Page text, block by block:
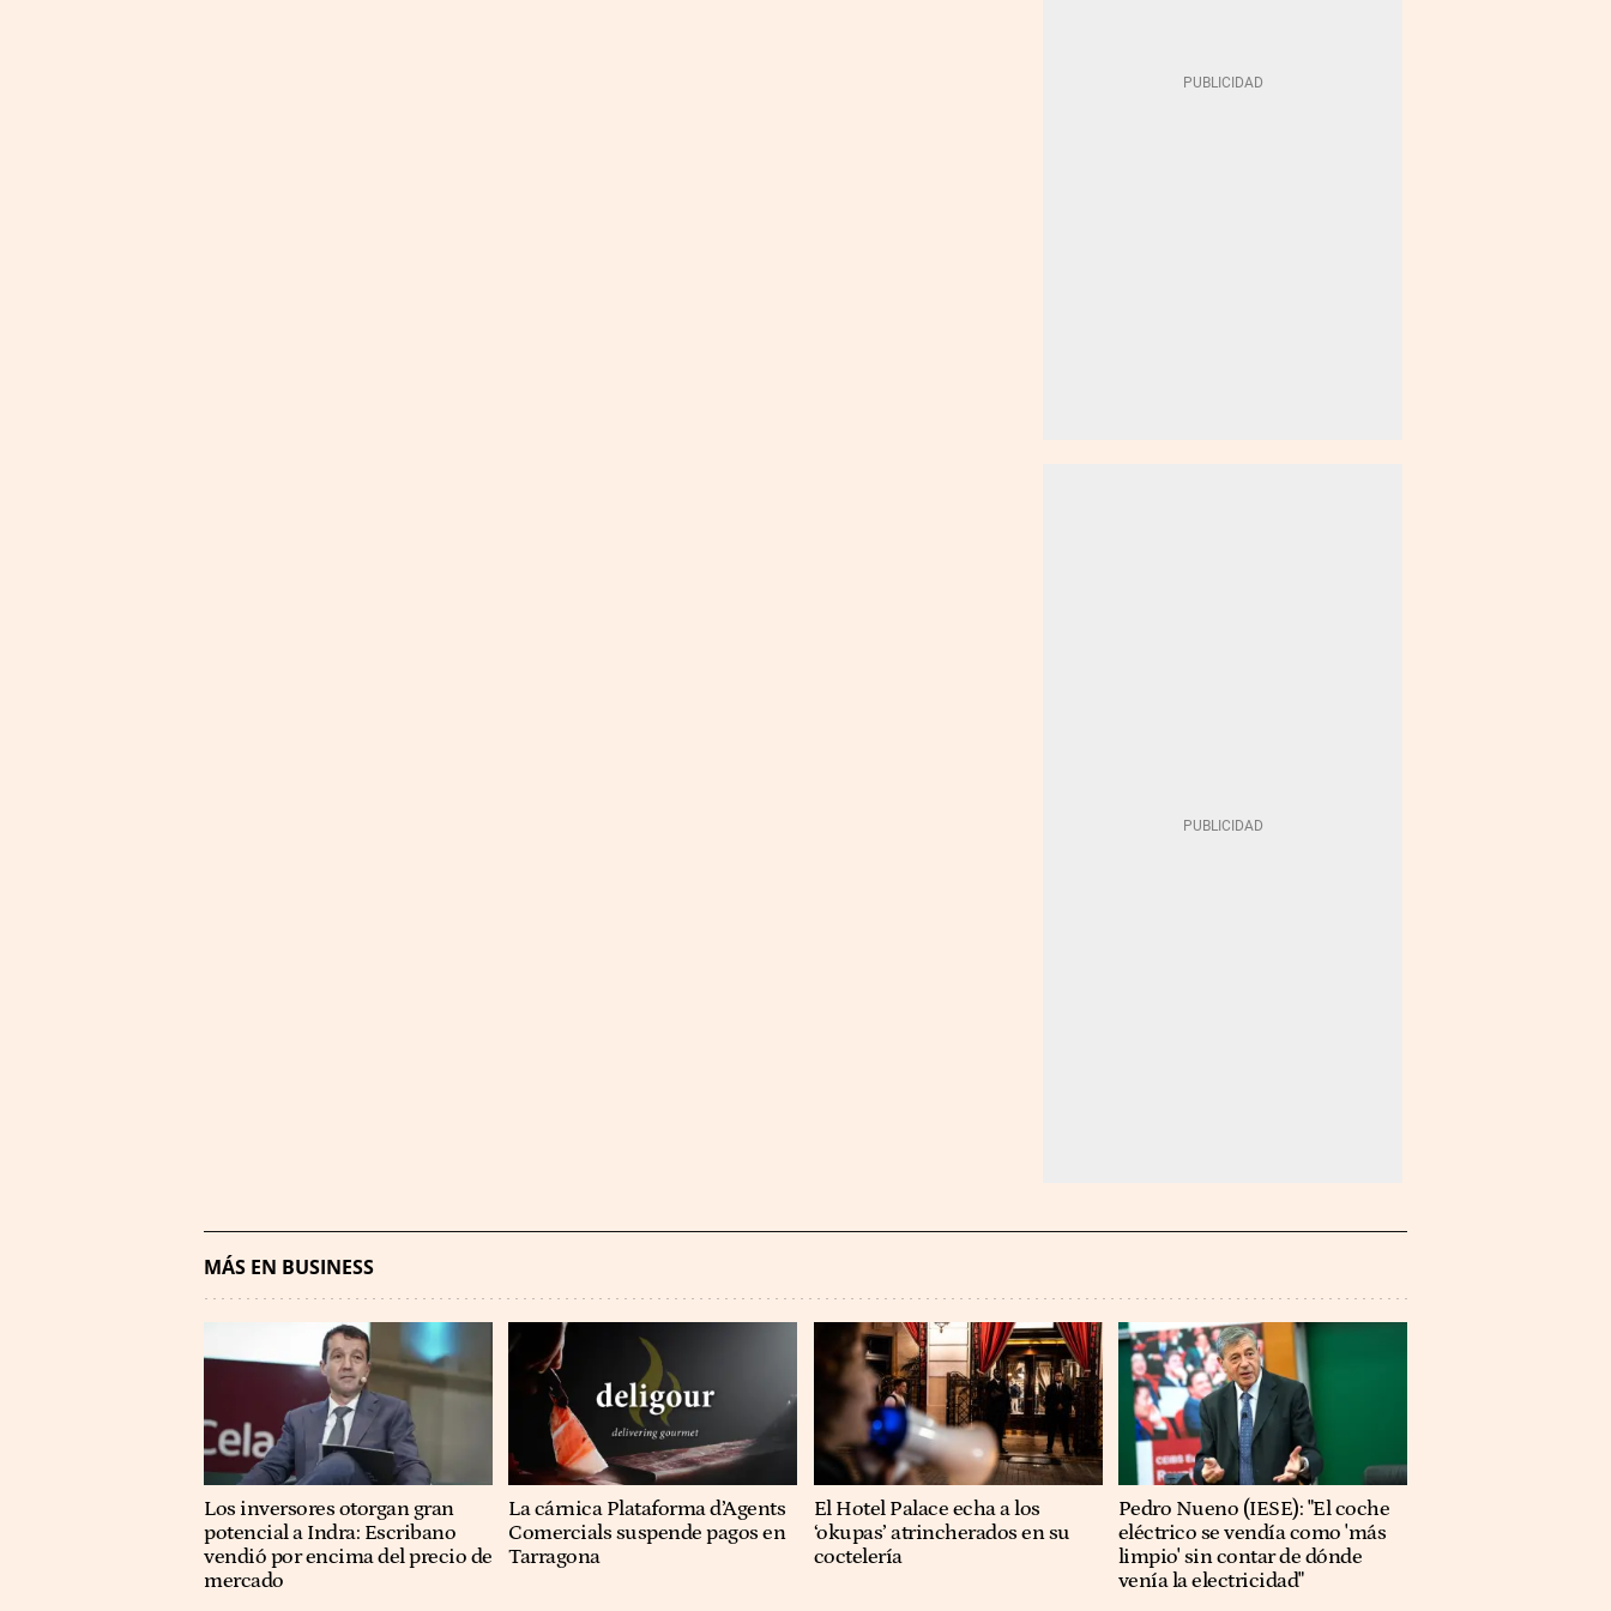
MÁS EN BUSINESS
Los inversores otorgan gran
potencial a Indra: Escribano
vendió por encima del precio de
mercado
La cárnica Plataforma d’Agents
Comercials suspende pagos en
Tarragona
El Hotel Palace echa a los
‘okupas’ atrincherados en su
coctelería
Pedro Nueno (IESE): "El coche
eléctrico se vendía como 'más
limpio' sin contar de dónde
venía la electricidad"